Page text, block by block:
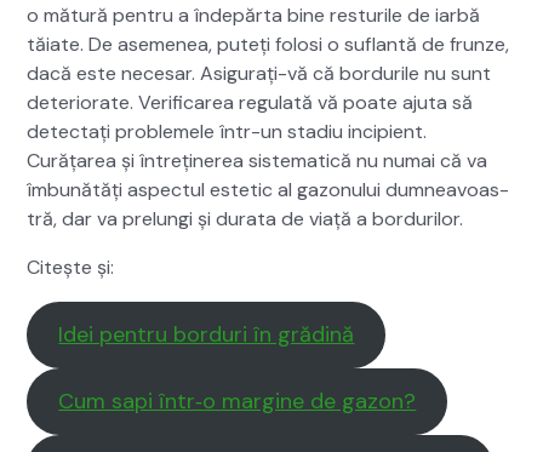
o mătură pen­tru a înde­păr­ta bine res­turile de iar­bă
tăi­ate. De aseme­nea, puteți folosi o suflan­tă de frun­ze,
dacă este nece­sar. Asig­u­rați-vă că bor­durile nu sunt
dete­ri­o­rate. Ver­i­fi­carea reg­u­lată vă poate aju­ta să
detec­tați prob­lemele într-un sta­diu incip­i­ent.
Curățarea și întreținerea sis­tem­at­ică nu numai că va
îmbunătăți aspec­tul estet­ic al gazonu­lui dum­neav­oas­
tră, dar va pre­lun­gi și dura­ta de viață a bor­durilor.
Citește și:
Idei pen­tru bor­duri în grăd­ină
Cum sapi într‑o mar­gine de gazon?